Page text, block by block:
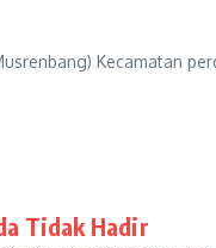
Kecamatan
Tidak Hadir